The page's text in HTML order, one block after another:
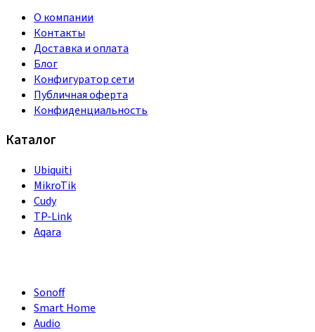
О компании
Контакты
Доставка и оплата
Блог
Конфигуратор сети
Публичная оферта
Конфиденциальность
Каталог
Ubiquiti
MikroTik
Cudy
TP-Link
Aqara
Sonoff
Smart Home
Audio